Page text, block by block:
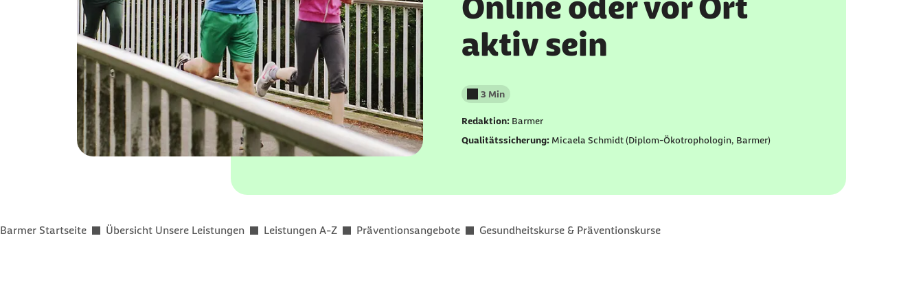
aktiv sein
Lesedauer weniger als
3 Min
Redaktion: Barmer
Qualitätssicherung: Micaela Schmidt (Diplom-Ökotrophologin, Barmer)
Sie befinden sich hier:
Barmer Startseite Übersicht Unsere Leistungen Leistungen A-Z Präventionsangebote Gesundheitskurse & Präventionskurse